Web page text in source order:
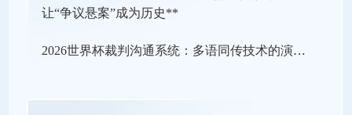
2026世界杯裁判沟通系统：多语同传技术的演进临界点与战略价值重构